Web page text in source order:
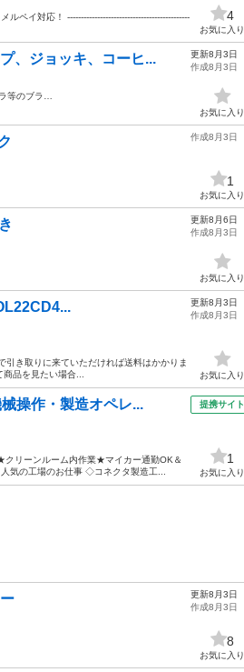
ペイ対応！ ---------------------------------------------
4
お気に入り
、ジョッキ、コーヒ...
等のブラ…
更新8月3日
作成8月3日
お気に入り
作成8月3日
1
お気に入り
更新8月6日
作成8月3日
お気に入り
引き取りに来ていただければ送料はかかりま
品を見たい場合...
更新8月3日
作成8月3日
お気に入り
操作・製造オペレ...
クリーンルーム内作業★マイカー通勤OK＆
気の工場のお仕事 ◇コネクタ製造工...
提携サイト
1
お気に入り
更新8月3日
作成8月3日
8
お気に入り